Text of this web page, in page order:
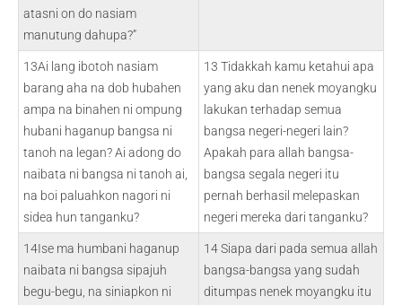
atasni on do nasiam
manutung dahupa?”
13Ai lang ibotoh nasiam
barang aha na dob hubahen
ampa na binahen ni ompung
hubani haganup bangsa ni
tanoh na legan? Ai adong do
naibata ni bangsa ni tanoh ai,
na boi paluahkon nagori ni
sidea hun tanganku?
13 Tidakkah kamu ketahui apa
yang aku dan nenek moyangku
lakukan terhadap semua
bangsa negeri-negeri lain?
Apakah para allah bangsa-
bangsa segala negeri itu
pernah berhasil melepaskan
negeri mereka dari tanganku?
14Ise ma humbani haganup
naibata ni bangsa sipajuh
begu-begu, na siniapkon ni
14 Siapa dari pada semua allah
bangsa-bangsa yang sudah
ditumpas nenek moyangku itu